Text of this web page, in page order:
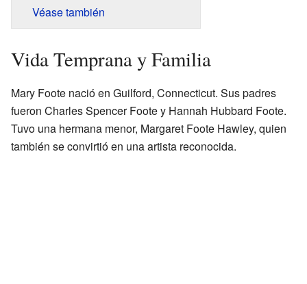
Véase también
Vida Temprana y Familia
Mary Foote nació en Guilford, Connecticut. Sus padres
fueron Charles Spencer Foote y Hannah Hubbard Foote.
Tuvo una hermana menor, Margaret Foote Hawley, quien
también se convirtió en una artista reconocida.